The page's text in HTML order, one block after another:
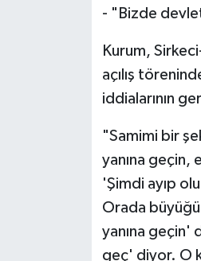
- "Bizde
Kurum,
açılış
iddialarının
"Samimi bir
yanına geçin,
'Şimdi ayıp
Orada
yanına geçin'
geç' diyor. O